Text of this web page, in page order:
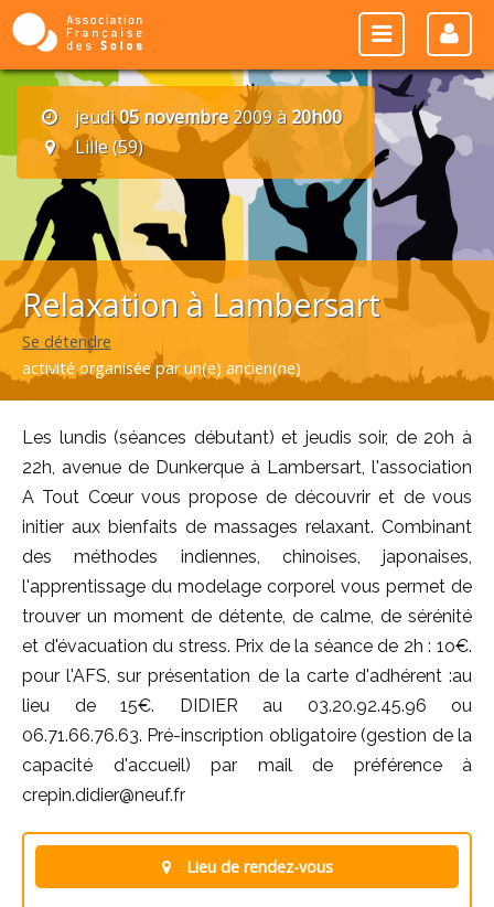
jeudi05 novembre2009 à20h00
Lille (59)
Relaxation à Lambersart
Se détendre
activité organisée par un(e) ancien(ne)
Les lundis (séances débutant) et jeudis soir, de 20h à
22h, avenue de Dunkerque à Lambersart, l'association
A Tout Cœur vous propose de découvrir et de vous
initier aux bienfaits de massages relaxant. Combinant
des méthodes indiennes, chinoises, japonaises,
l'apprentissage du modelage corporel vous permet de
trouver un moment de détente, de calme, de sérénité
et d'évacuation du stress. Prix de la séance de 2h : 1o€.
pour l'AFS, sur présentation de la carte d'adhérent :au
lieu de 15€. DIDIER au 03.20.92.45.96 ou
06.71.66.76.63. Pré-inscription obligatoire (gestion de la
capacité d'accueil) par mail de préférence à
crepin.didier@neuf.fr
Lieu de rendez-vous